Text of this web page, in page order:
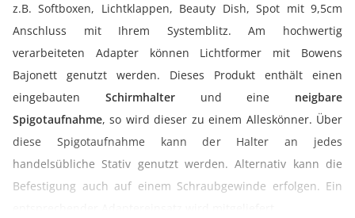
z.B. Softboxen, Lichtklappen, Beauty Dish, Spot mit 9,5cm
Anschluss mit Ihrem Systemblitz. Am hochwertig
verarbeiteten Adapter können Lichtformer mit Bowens
Bajonett genutzt werden. Dieses Produkt enthält einen
eingebauten Schirmhalterund eine neigbare
Spigotaufnahme, so wird dieser zu einem Alleskönner. Über
diese Spigotaufnahme kann der Halter an jedes
handelsübliche Stativ genutzt werden. Alternativ kann die
Befestigung auch auf einem Schraubgewinde erfolgen. Ein